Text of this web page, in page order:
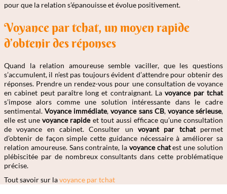
pour que la relation s’épanouisse et évolue positivement.
Voyance par tchat, un moyen rapide
d’obtenir des réponses
Quand la relation amoureuse semble vaciller, que les questions
s’accumulent, il n’est pas toujours évident d’attendre pour obtenir des
réponses. Prendre un rendez-vous pour une consultation de voyance
en cabinet peut paraître long et contraignant. Lavoyance par tchat
s’impose alors comme une solution intéressante dans le cadre
sentimental.Voyance immédiate,voyance sans CB, voyance sérieuse,
elle est unevoyance rapideet tout aussi efficace qu’une consultation
de voyance en cabinet. Consulter un voyant par tchatpermet
d’obtenir de façon simple cette guidance nécessaire à améliorer sa
relation amoureuse. Sans contrainte, la voyance chatest une solution
plébiscitée par de nombreux consultants dans cette problématique
précise.
Tout savoir sur lavoyance par tchat